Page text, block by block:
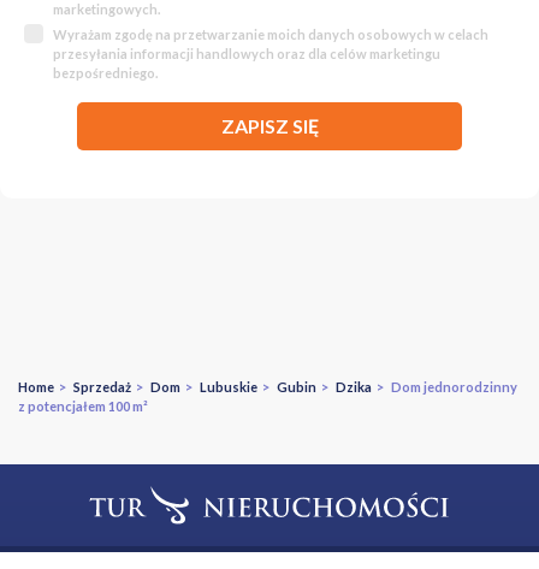
marketingowych.
Wyrażam zgodę na przetwarzanie moich danych osobowych w celach
przesyłania informacji handlowych oraz dla celów marketingu
bezpośredniego.
ZAPISZ SIĘ
Home > Sprzedaż > Dom > Lubuskie > Gubin > Dzika > Dom jednorodzinny
z potencjałem 100 m²